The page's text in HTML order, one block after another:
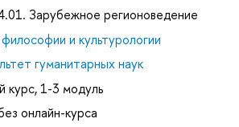
Зарубежное регионоведение
и культурологии
гуманитарных наук
курс, 1-3 модуль
онлайн-курса